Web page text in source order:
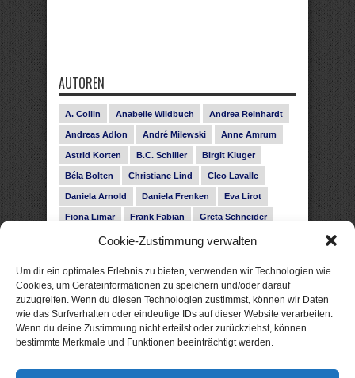
Cookie-Zustimmung verwalten
Um dir ein optimales Erlebnis zu bieten, verwenden wir Technologien wie
Cookies, um Geräteinformationen zu speichern und/oder darauf
zuzugreifen. Wenn du diesen Technologien zustimmst, können wir Daten
wie das Surfverhalten oder eindeutige IDs auf dieser Website verarbeiten.
Wenn du deine Zustimmung nicht erteilst oder zurückziehst, können
bestimmte Merkmale und Funktionen beeinträchtigt werden.
AUTOREN
A. Collin Anabelle Wildbuch Andrea Reinhardt
Andreas Adlon André Milewski Anne Amrum
Astrid Korten B.C. Schiller Birgit Kluger
Béla Bolten Christiane Lind Cleo Lavalle
Daniela Arnold Daniela Frenken Eva Lirot
Fiona Limar Frank Fabian Greta Schneider
Gunnar Schwarz Hanna Holmgren
Josefine Weiss Karolyn Ciseau
Leonie Haubrich Lilly Labord Livia Pipes
Malin Blunk Marcus Hünnebeck Martin Krist
Melisa Schwermer Nele Bruun Nika Lubitsch